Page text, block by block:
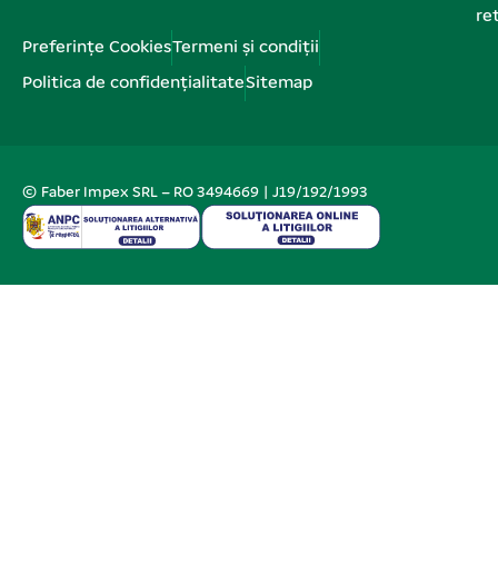
Preferințe CookiesTermeni și condiții
Politica de confidențialitateSitemap
© Faber Impex SRL – RO 3494669 | J19/192/1993